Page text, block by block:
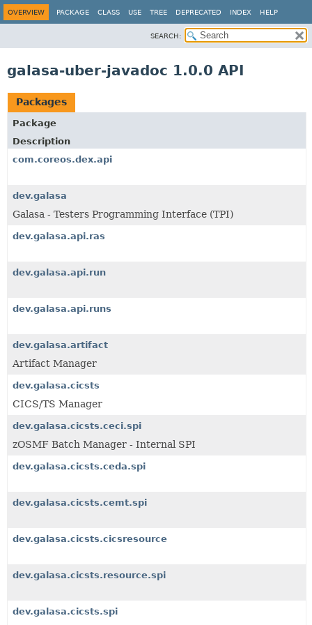
OVERVIEW PACKAGE CLASS USE TREE DEPRECATED INDEX HELP
SEARCH:
galasa-uber-javadoc 1.0.0 API
Packages
Package
Description
com.coreos.dex.api
dev.galasa
Galasa - Testers Programming Interface (TPI)
dev.galasa.api.ras
dev.galasa.api.run
dev.galasa.api.runs
dev.galasa.artifact
Artifact Manager
dev.galasa.cicsts
CICS/TS Manager
dev.galasa.cicsts.ceci.spi
zOSMF Batch Manager - Internal SPI
dev.galasa.cicsts.ceda.spi
dev.galasa.cicsts.cemt.spi
dev.galasa.cicsts.cicsresource
dev.galasa.cicsts.resource.spi
dev.galasa.cicsts.spi